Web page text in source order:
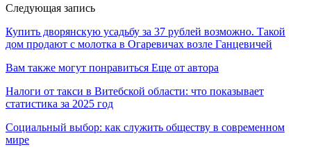
Следующая запись
Купить дворянскую усадьбу за 37 рублей возможно. Такой
дом продают с молотка в Огаревичах возле Ганцевичей
Вам также могут понравиться Еще от автора
Налоги от такси в Витебской области: что показывает
статистика за 2025 год
Социальный выбор: как служить обществу в современном
мире